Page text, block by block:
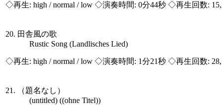
◇再生: high / normal / low ◇演奏時間: 0分44秒 ◇再生回数:
20. 田舎風の歌
Rustic Song (Landlisches Lied)
◇再生: high / normal / low ◇演奏時間: 1分21秒 ◇再生回数:
21. （題名なし）
(untitled) ((ohne Titel))